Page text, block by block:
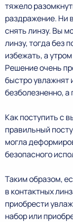
тяжело
раздражение. Ни
снять линзу. Вы
линзу, тогда без
избежать, а
Решение очень
быстро увлажнят
безболезненно, а
Как поступить с
правильный
могла
безопасного
Таким образом,
в контактных
приобрести
набор или